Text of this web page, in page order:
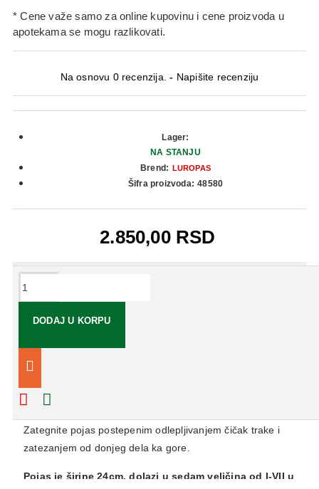
* Cene važe samo za online kupovinu i cene proizvoda u
apotekama se mogu razlikovati.
Na osnovu 0 recenzija. - Napišite recenziju
2.850,00 RSD
Lager:
NA STANJU
Brend: LUROPAS
Šifra proizvoda: 48580
DODAJ U KORPU
Zategnite pojas postepenim odlepljivanjem čičak trake i
zatezanjem od donjeg dela ka gore.
Pojas je širine 24cm, dolazi u sedam veličina od I-VII u